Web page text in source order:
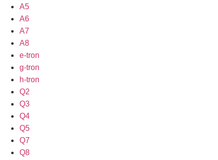
A5
A6
A7
A8
e-tron
g-tron
h-tron
Q2
Q3
Q4
Q5
Q7
Q8